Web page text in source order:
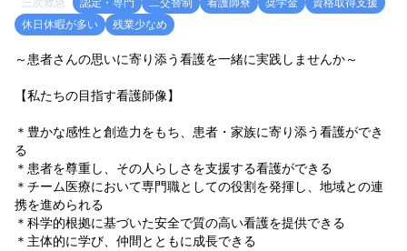
休日休暇が多い
残業少なめ
～患者さんの思いに寄り添う看護を一緒に実践しませんか～
【私たちの目指す看護師像】
＊豊かな感性と創造力をもち、患者・家族に寄り添う看護ができ
る
＊患者を尊重し、その人らしさを支援する看護ができる
＊チーム医療において専門職としての役割を発揮し、地域との連
携を進められる
＊科学的根拠に基づいた安全で質の高い看護を提供できる
＊主体的に学び、仲間とともに成長できる